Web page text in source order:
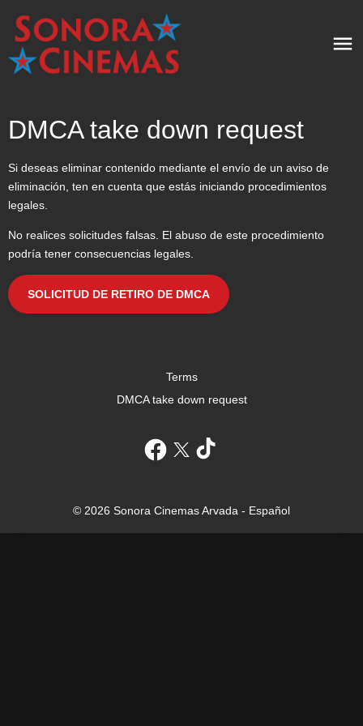
DMCA take down request
Si deseas eliminar contenido mediante el envío de un aviso de
eliminación, ten en cuenta que estás iniciando procedimientos
legales.
No realices solicitudes falsas. El abuso de este procedimiento
podría tener consecuencias legales.
SOLICITUD DE RETIRO DE DMCA
Terms
DMCA take down request
© 2026 Sonora Cinemas Arvada - Español